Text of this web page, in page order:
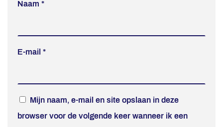
Naam *
E-mail *
Mijn naam, e-mail en site opslaan in deze
browser voor de volgende keer wanneer ik een